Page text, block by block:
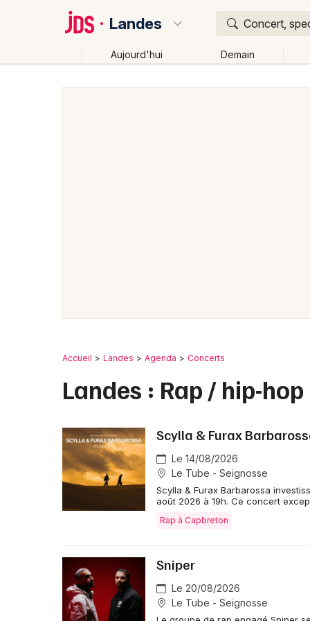
Landes Concert,
Aujourd'hui Demain
Accueil Landes Agenda Concerts
Landes : Rap / hip-hop
Scylla & Furax
Le 14/08/2026
Le Tube - Seignosse
Scylla & Furax Barbarossa
août 2026 à 19h. Ce concert
Rap à Capbreton
Sniper
Le 20/08/2026
Le Tube - Seignosse